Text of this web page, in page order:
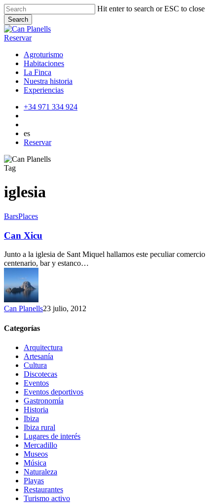
Skip
to
main
content
Hit enter to search or ESC to close
Search
Close
Search
Reservar
Agroturismo
Habitaciones
La Finca
Nuestra historia
Experiencias
+34 971 334 924
es
Reservar
Tag
iglesia
Can
BarsPlaces
Can Xicu
Junto a la iglesia de Sant Miquel hallamos este peculiar comercio
centenario, bar y estanco…
Can Planells23 julio, 2012
Categorías
Arquitectura
Artesanía
Cultura
Discotecas
Eventos
Eventos deportivos
Gastronomía
Historia
Ibiza
Ibiza rural
Lugares de interés
Mercadillo
Museos
Música
Naturaleza
Playas
Restaurantes
Turismo activo